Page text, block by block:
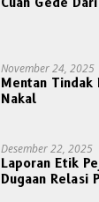
November 24, 2025
Mentan Tindak
Nakal
Desember 22, 2025
Laporan Etik
Dugaan Relasi